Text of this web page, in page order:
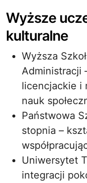
Wyższe
kulturalne
Wyższa
Administracji
licencjackie i
nauk
Państwowa
stopnia –
Uniwersytet
integracji